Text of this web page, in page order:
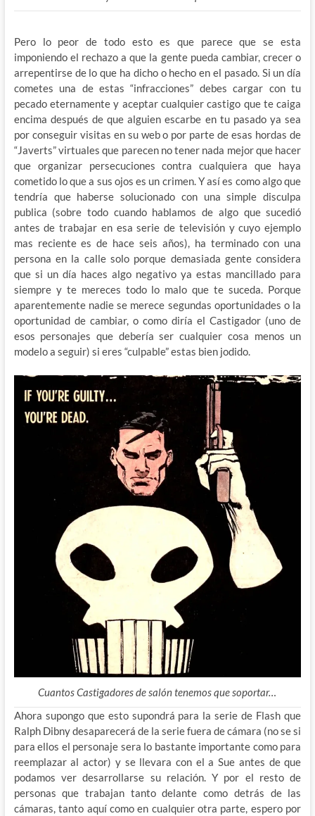
Pero lo peor de todo esto es que parece que se esta
imponiendo el rechazo a que la gente pueda cambiar, crecer o
arrepentirse de lo que ha dicho o hecho en el pasado. Si un día
cometes una de estas “infracciones” debes cargar con tu
pecado eternamente y aceptar cualquier castigo que te caiga
encima después de que alguien escarbe en tu pasado ya sea
por conseguir visitas en su web o por parte de esas hordas de
“Javerts” virtuales que parecen no tener nada mejor que hacer
que organizar persecuciones contra cualquiera que haya
cometido lo que a sus ojos es un crimen. Y así es como algo que
tendría que haberse solucionado con una simple disculpa
publica (sobre todo cuando hablamos de algo que sucedió
antes de trabajar en esa serie de televisión y cuyo ejemplo
mas reciente es de hace seis años), ha terminado con una
persona en la calle solo porque demasiada gente considera
que si un día haces algo negativo ya estas mancillado para
siempre y te mereces todo lo malo que te suceda. Porque
aparentemente nadie se merece segundas oportunidades o la
oportunidad de cambiar, o como diría el Castigador (uno de
esos personajes que debería ser cualquier cosa menos un
modelo a seguir) si eres “culpable” estas bien jodido.
Cuantos Castigadores de salón tenemos que soportar…
Ahora supongo que esto supondrá para la serie de Flash que
Ralph Dibny desaparecerá de la serie fuera de cámara (no se si
para ellos el personaje sera lo bastante importante como para
reemplazar al actor) y se llevara con el a Sue antes de que
podamos ver desarrollarse su relación. Y por el resto de
personas que trabajan tanto delante como detrás de las
cámaras, tanto aquí como en cualquier otra parte, espero por